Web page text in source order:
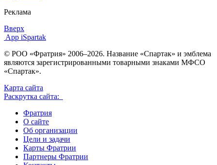
Реклама
Вверх
App iSpartak
© РОО «Фратрия» 2006–2026. Название «Спартак» и эмблема
являются зарегистрированными товарными знаками МФСО
«Спартак».
Карта сайта
Раскрутка сайта:
Фратрия
О сайте
Об организации
Цели и задачи
Карты Фратрии
Партнеры Фратрии